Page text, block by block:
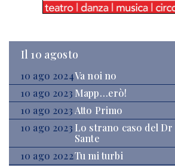
Il 10 agosto
10 ago 2024Va noi no
10 ago 2023 Mapp…erò!
10 ago 2023 Atto Primo
10 ago 2023 Lo strano caso del
Sante
10 ago 2022Tu mi turbi